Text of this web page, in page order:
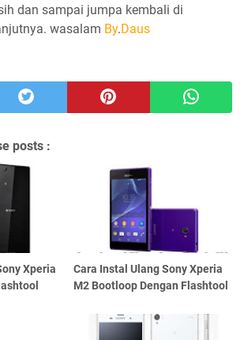
dan sampai jumpa kembali di
wasalam By.Daus
posts :
Xperia
Cara Instal Ulang Sony Xperia
M2 Bootloop Dengan Flashtool